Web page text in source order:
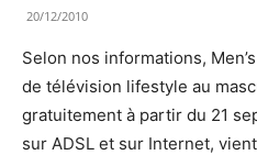
20/12/2010
Selon nos informations,
de télévision lifestyle au
gratuitement à partir du 21
sur ADSL et sur Internet,